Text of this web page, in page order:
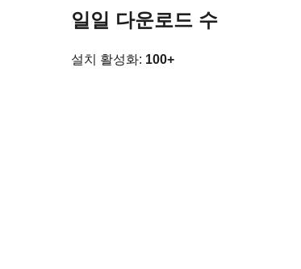
일일 다운로드 수
설치 활성화: 100+